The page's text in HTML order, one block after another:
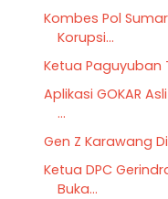
Kombes Pol
Korupsi...
Ketua Paguyuban
Aplikasi GOKAR
...
Gen Z Karawang
Ketua DPC
Buka...